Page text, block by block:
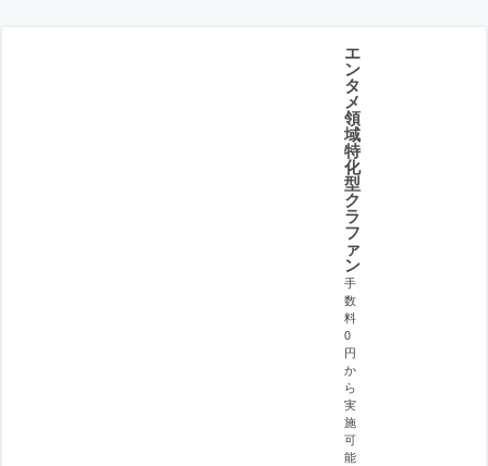
エ
ン
タ
メ
領
域
特
化
型
ク
ラ
フ
ァ
ン
手
数
料
0
円
か
ら
実
施
可
能